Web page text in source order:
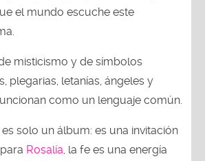
el mundo escuche este
misticismo y de símbolos
plegarias, letanías, ángeles y
como un lenguaje común.
es solo un álbum: es una invitación
Rosalía, la fe es una energía